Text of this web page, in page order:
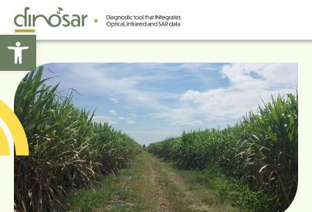
Abrir barra de herramientas